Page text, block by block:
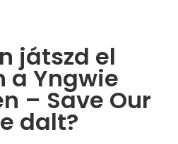
játszd el
a Yngwie
– Save Our
dalt?